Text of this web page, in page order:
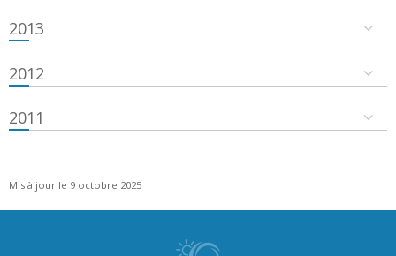
2013
2012
2011
Mis à jour le 9 octobre 2025